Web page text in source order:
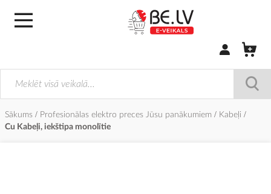
Pierakstīties/
Sākums Profesionālas elektro preces Jūsu panākumiem
Kabeļi
Cu Kabeļi, iekštipa monolītie